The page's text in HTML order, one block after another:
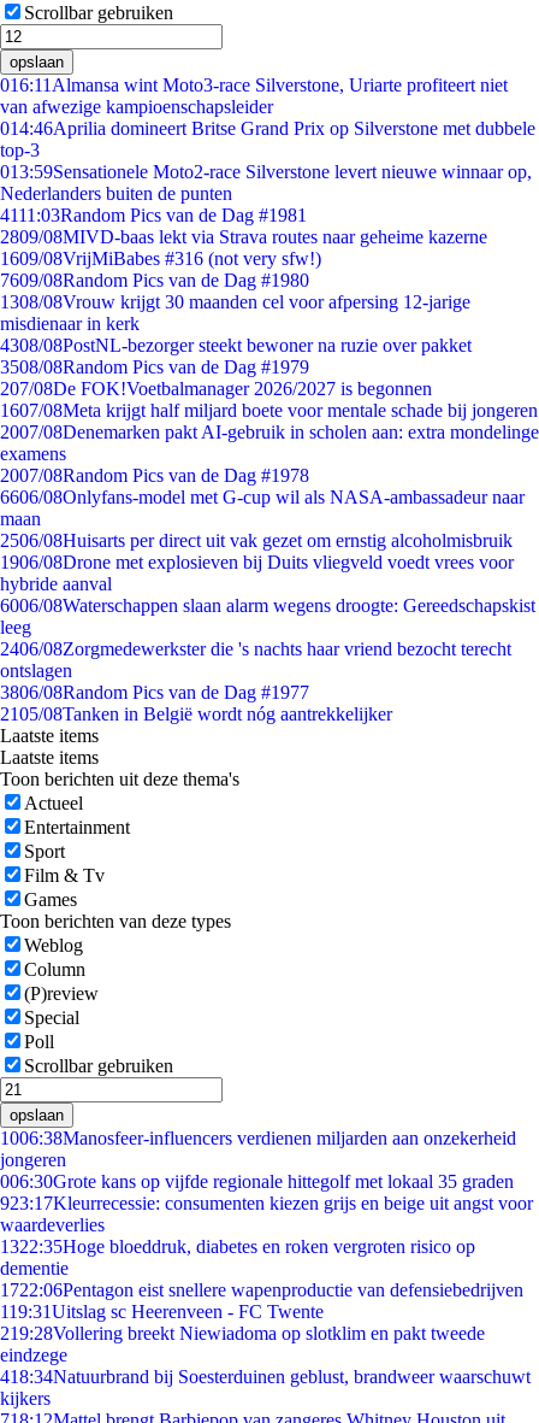
Scrollbar gebruiken
opslaan
016:11 Almansa wint Moto3-race Silverstone, Uriarte profiteert niet
van afwezige kampioenschapsleider
014:46Aprilia domineert Britse Grand Prix op Silverstone met dubbele
top-3
013:59Sensationele Moto2-race Silverstone levert nieuwe winnaar op,
Nederlanders buiten de punten
4111:03Random Pics van de Dag #1981
2809/08MIVD-baas lekt via Strava routes naar geheime kazerne
1609/08VrijMiBabes #316 (not very sfw!)
7609/08Random Pics van de Dag #1980
1308/08Vrouw krijgt 30 maanden cel voor afpersing 12-jarige
misdienaar in kerk
4308/08PostNL-bezorger steekt bewoner na ruzie over pakket
3508/08Random Pics van de Dag #1979
207/08De FOK!Voetbalmanager 2026/2027 is begonnen
1607/08Meta krijgt half miljard boete voor mentale schade bij jongeren
2007/08Denemarken pakt AI-gebruik in scholen aan: extra mondelinge
examens
2007/08Random Pics van de Dag #1978
6606/08Onlyfans-model met G-cup wil als NASA-ambassadeur naar
maan
2506/08Huisarts per direct uit vak gezet om ernstig alcoholmisbruik
1906/08Drone met explosieven bij Duits vliegveld voedt vrees voor
hybride aanval
6006/08Waterschappen slaan alarm wegens droogte: Gereedschapskist
leeg
2406/08Zorgmedewerkster die 's nachts haar vriend bezocht terecht
ontslagen
3806/08Random Pics van de Dag #1977
2105/08Tanken in België wordt nóg aantrekkelijker
Laatste items
Laatste items
Toon berichten uit deze thema's
Actueel
Entertainment
Sport
Film & Tv
Games
Toon berichten van deze types
Weblog
Column
(P)review
Special
Poll
Scrollbar gebruiken
opslaan
1006:38Manosfeer-influencers verdienen miljarden aan onzekerheid
jongeren
006:30Grote kans op vijfde regionale hittegolf met lokaal 35 graden
923:17Kleurrecessie: consumenten kiezen grijs en beige uit angst voor
waardeverlies
1322:35Hoge bloeddruk, diabetes en roken vergroten risico op
dementie
1722:06Pentagon eist snellere wapenproductie van defensiebedrijven
119:31Uitslag sc Heerenveen - FC Twente
219:28Vollering breekt Niewiadoma op slotklim en pakt tweede
eindzege
418:34Natuurbrand bij Soesterduinen geblust, brandweer waarschuwt
kijkers